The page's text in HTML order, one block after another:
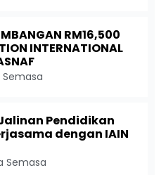
RM16,500
INTERNATIONAL
Pendidikan
dengan IAIN
Semasa